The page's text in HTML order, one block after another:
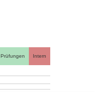
Prüfungen Intern